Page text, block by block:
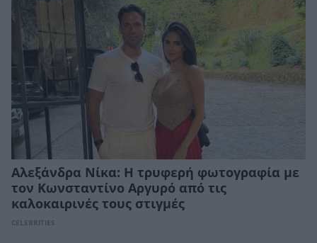
Αλεξάνδρα Νίκα: Η τρυφερή φωτογραφία με
τον Κωνσταντίνο Αργυρό από τις
καλοκαιρινές τους στιγμές
CELEBRITIES